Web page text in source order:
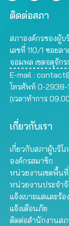
ติดต่อสภา
สภาองค์กรของผู้บ
เลขที่ 110/1 ซอย
จอมพล เขตจตุจัก
E-mail :
โทรศัพท์ 0-2938-
(เวลาทำการ
เกี่ยวกับเรา
เกี่ยวกับสภาผู้บริโ
องค์กรสมาชิก
หน่วยงานเขตพื้นที่
หน่วยงานประจำ
แจ้งเบาะแสและร้อ
แจ้งเตือนภัย
ติดต่อสำนักงานสภ